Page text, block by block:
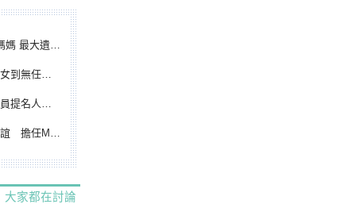
憾無緣大聯盟
判人生國際發光
名 將另提他人
台灣日開球嘉賓
大家都在討論